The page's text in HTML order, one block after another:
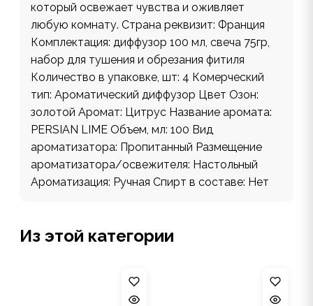
который освежает чувства и оживляет
любую комнату. Страна реквизит: Франция
Комплектация: диффузор 100 мл, свеча 75гр,
набор для тушения и обрезания фитиля
Количество в упаковке, шт: 4 Комерческий
тип: Ароматический диффузор Цвет Озон:
золотой Аромат: Цитрус Название аромата:
PERSIAN LIME Объем, мл: 100 Вид
ароматизатора: Пропитанный Размещение
ароматизатора/освежителя: Настольный
Ароматизация: Ручная Спирт в составе: Нет
Из этой категории